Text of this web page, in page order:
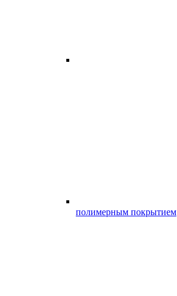
полимерным покрытием